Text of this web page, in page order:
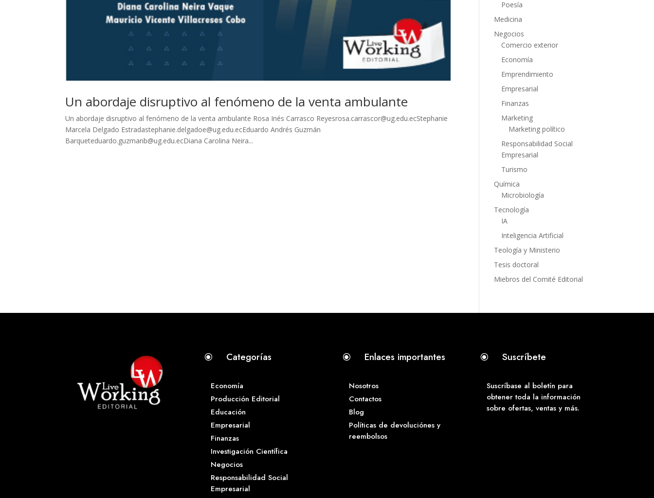
Un abordaje disruptivo al fenómeno de la venta ambulante
Un abordaje disruptivo al fenómeno de la venta ambulante Rosa Inés Carrasco Reyesrosa.carrascor@ug.edu.ecStephanie
Marcela Delgado Estradastephanie.delgadoe@ug.edu.ecEduardo Andrés Guzmán
Barqueteduardo.guzmanb@ug.edu.ecDiana Carolina Neira...
Poesía
Medicina
Negocios
Comercio exterior
Economía
Emprendimiento
Empresarial
Finanzas
Marketing
Marketing político
Responsabilidad Social
Empresarial
Turismo
Química
Microbiología
Tecnología
IA
Inteligencia Artificial
Teología y Ministerio
Tesis doctoral
Miebros del Comité Editorial
\ Categorías
Economía
Producción Editorial
Educación
Empresarial
Finanzas
Investigación Científica
Negocios
Responsabilidad Social
Empresarial
\ Enlaces importantes
Nosotros
Contactos
Blog
Políticas de devoluciónes y
reembolsos
\ Suscríbete
Suscríbase al boletín para
obtener toda la información
sobre ofertas, ventas y más.